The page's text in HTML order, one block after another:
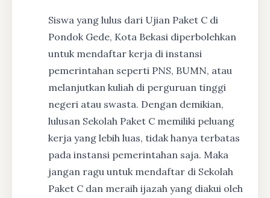
Siswa yang lulus dari Ujian Paket C di
Pondok Gede, Kota Bekasi diperbolehkan
untuk mendaftar kerja di instansi
pemerintahan seperti PNS, BUMN, atau
melanjutkan kuliah di perguruan tinggi
negeri atau swasta. Dengan demikian,
lulusan Sekolah Paket C memiliki peluang
kerja yang lebih luas, tidak hanya terbatas
pada instansi pemerintahan saja. Maka
jangan ragu untuk mendaftar di Sekolah
Paket C dan meraih ijazah yang diakui oleh